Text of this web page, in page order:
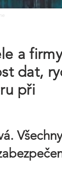
a
dat,
při